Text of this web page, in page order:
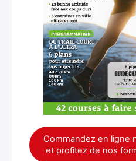
Commandez en ligne
et profitez de nos